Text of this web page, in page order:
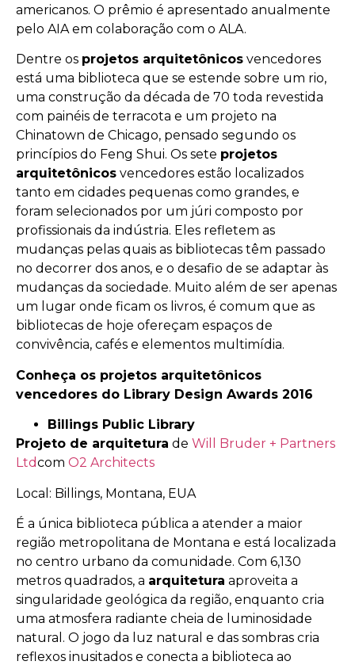
americanos. O prêmio é apresentado anualmente
pelo AIA em colaboração com o ALA.
Dentre os projetos arquitetônicos vencedores
está uma biblioteca que se estende sobre um rio,
uma construção da década de 70 toda revestida
com painéis de terracota e um projeto na
Chinatown de Chicago, pensado segundo os
princípios do Feng Shui. Os sete projetos
arquitetônicos vencedores estão localizados
tanto em cidades pequenas como grandes, e
foram selecionados por um júri composto por
profissionais da indústria. Eles refletem as
mudanças pelas quais as bibliotecas têm passado
no decorrer dos anos, e o desafio de se adaptar às
mudanças da sociedade. Muito além de ser apenas
um lugar onde ficam os livros, é comum que as
bibliotecas de hoje ofereçam espaços de
convivência, cafés e elementos multimídia.
Conheça os projetos arquitetônicos
vencedores do Library Design Awards 2016
Billings Public Library
Projeto de arquitetura de Will Bruder + Partners
Ltdcom O2 Architects
Local: Billings, Montana, EUA
É a única biblioteca pública a atender a maior
região metropolitana de Montana e está localizada
no centro urbano da comunidade. Com 6,130
metros quadrados, a arquitetura aproveita a
singularidade geológica da região, enquanto cria
uma atmosfera radiante cheia de luminosidade
natural. O jogo da luz natural e das sombras cria
reflexos inusitados e conecta a biblioteca ao